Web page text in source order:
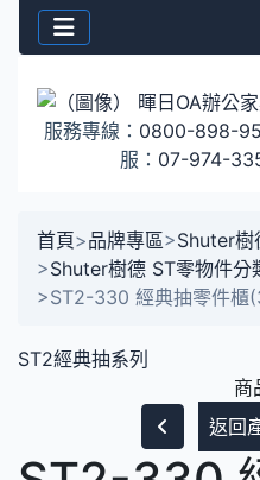
服務專線： 0800-898-
服： 07-974-
首頁>品牌專區>Shuter樹
>Shuter樹德 ST零物件分
>ST2-330 經典抽零件櫃
ST2經典抽系列
商
返回